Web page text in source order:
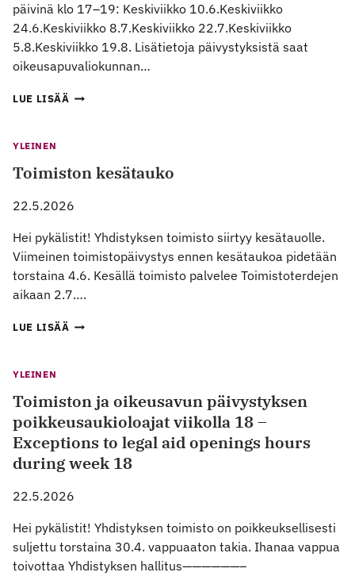
päivinä klo 17–19: Keskiviikko 10.6.Keskiviikko
24.6.Keskiviikko 8.7.Keskiviikko 22.7.Keskiviikko
5.8.Keskiviikko 19.8. Lisätietoja päivystyksistä saat
oikeusapuvaliokunnan…
LUE LISÄÄ OIKEUSAPUVALIOKUNNAN
AID
SUMMER
CALL
DATES
2026
YLEINEN
Toimiston kesätauko
22.5.2026
Hei pykälistit! Yhdistyksen toimisto siirtyy kesätauolle.
Viimeinen toimistopäivystys ennen kesätaukoa pidetään
torstaina 4.6. Kesällä toimisto palvelee Toimistoterdejen
aikaan 2.7….
LUE LISÄÄ TOIMISTON
YLEINEN
Toimiston ja oikeusavun päivystyksen
poikkeusaukioloajat viikolla 18 –
Exceptions to legal aid openings hours
during week 18
22.5.2026
Hei pykälistit! Yhdistyksen toimisto on poikkeuksellisesti
suljettu torstaina 30.4. vappuaaton takia. Ihanaa vappua
toivottaa Yhdistyksen hallitus——————–